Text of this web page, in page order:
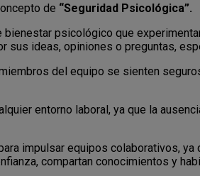
de “Seguridad Psicológica”.
psicológico que
sus ideas, opiniones o preguntas,
del equipo se sienten
entorno laboral, ya que la
impulsar equipos colaborativos,
compartan conocimientos y